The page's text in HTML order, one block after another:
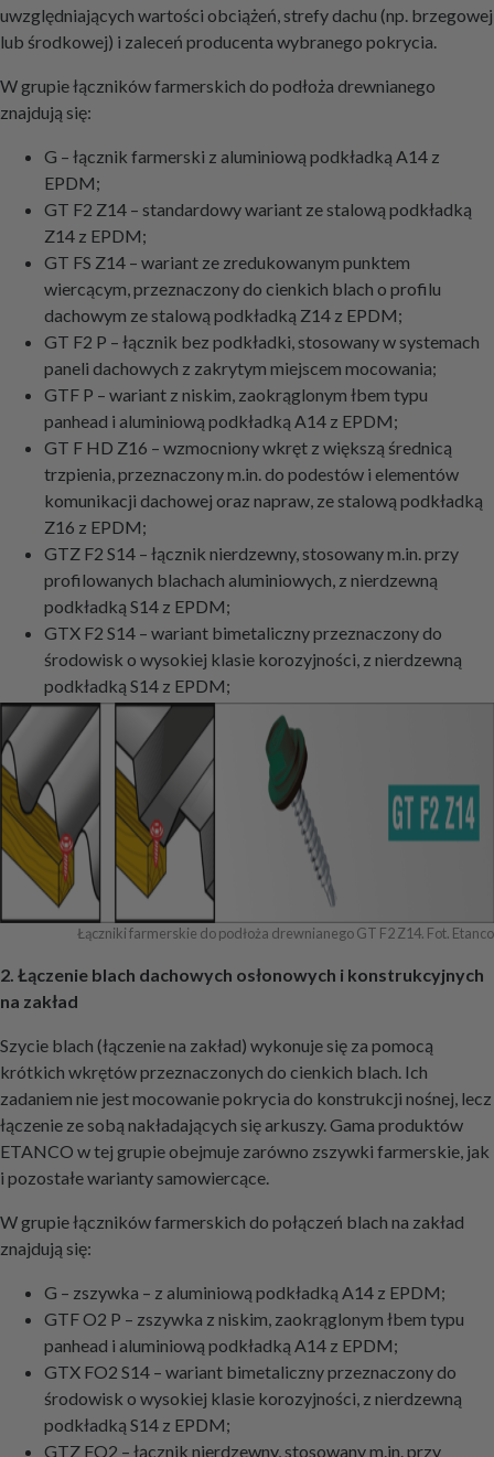
uwzględniających wartości obciążeń, strefy dachu (np. brzegowej
lub środkowej) i zaleceń producenta wybranego pokrycia.
W grupie łączników farmerskich do podłoża drewnianego
znajdują się:
G – łącznik farmerski z aluminiową podkładką A14 z
EPDM;
GT F2 Z14 – standardowy wariant ze stalową podkładką
Z14 z EPDM;
GT FS Z14 – wariant ze zredukowanym punktem
wiercącym, przeznaczony do cienkich blach o profilu
dachowym ze stalową podkładką Z14 z EPDM;
GT F2 P – łącznik bez podkładki, stosowany w systemach
paneli dachowych z zakrytym miejscem mocowania;
GTF P – wariant z niskim, zaokrąglonym łbem typu
panhead i aluminiową podkładką A14 z EPDM;
GT F HD Z16 – wzmocniony wkręt z większą średnicą
trzpienia, przeznaczony m.in. do podestów i elementów
komunikacji dachowej oraz napraw, ze stalową podkładką
Z16 z EPDM;
GTZ F2 S14 – łącznik nierdzewny, stosowany m.in. przy
profilowanych blachach aluminiowych, z nierdzewną
podkładką S14 z EPDM;
GTX F2 S14 – wariant bimetaliczny przeznaczony do
środowisk o wysokiej klasie korozyjności, z nierdzewną
podkładką S14 z EPDM;
Łączniki farmerskie do podłoża drewnianego GT F2 Z14. Fot. Etanco
2. Łączenie blach dachowych osłonowych i konstrukcyjnych
na zakład
Szycie blach (łączenie na zakład) wykonuje się za pomocą
krótkich wkrętów przeznaczonych do cienkich blach. Ich
zadaniem nie jest mocowanie pokrycia do konstrukcji nośnej, lecz
łączenie ze sobą nakładających się arkuszy. Gama produktów
ETANCO w tej grupie obejmuje zarówno zszywki farmerskie, jak
i pozostałe warianty samowiercące.
W grupie łączników farmerskich do połączeń blach na zakład
znajdują się:
G – zszywka – z aluminiową podkładką A14 z EPDM;
GTF O2 P – zszywka z niskim, zaokrąglonym łbem typu
panhead i aluminiową podkładką A14 z EPDM;
GTX FO2 S14 – wariant bimetaliczny przeznaczony do
środowisk o wysokiej klasie korozyjności, z nierdzewną
podkładką S14 z EPDM;
GTZ FO2 – łącznik nierdzewny, stosowany m.in. przy